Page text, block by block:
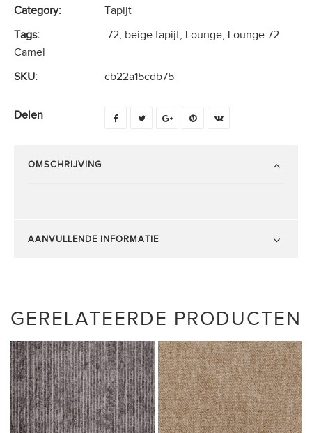
Category:
Tapijt
Tags:
72 beige tapijt Lounge Lounge 72
Camel
SKU:
cb22a15cdb75
Delen
OMSCHRIJVING
AANVULLENDE INFORMATIE
GERELATEERDE PRODUCTEN